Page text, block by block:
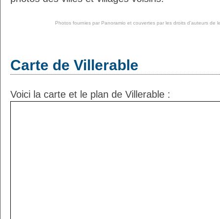
Photos fournies par Panoramio et couvertes par les droits d'auteurs de
Carte de Villerable
Voici la carte et le plan de Villerable :